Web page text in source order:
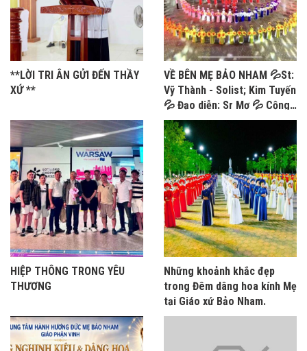
**LỜI TRI ÂN GỬI ĐẾN THẦY
XỨ **
VỀ BÊN MẸ BẢO NHAM 💦St:
Vỹ Thành - Solist; Kim Tuyến
💦 Đạo diễn: Sr Mơ 💦 Cộng
đoàn MTG Bảo Nham
HIỆP THÔNG TRONG YÊU
THƯƠNG
Những khoảnh khắc đẹp
trong Đêm dâng hoa kính Mẹ
tại Giáo xứ Bảo Nham.